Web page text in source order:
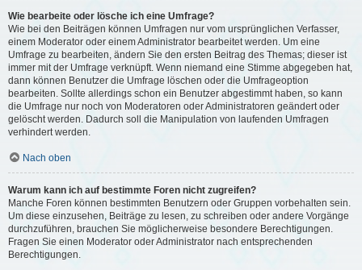
Wie bearbeite oder lösche ich eine Umfrage?
Wie bei den Beiträgen können Umfragen nur vom ursprünglichen Verfasser,
einem Moderator oder einem Administrator bearbeitet werden. Um eine
Umfrage zu bearbeiten, ändern Sie den ersten Beitrag des Themas; dieser ist
immer mit der Umfrage verknüpft. Wenn niemand eine Stimme abgegeben hat,
dann können Benutzer die Umfrage löschen oder die Umfrageoption
bearbeiten. Sollte allerdings schon ein Benutzer abgestimmt haben, so kann
die Umfrage nur noch von Moderatoren oder Administratoren geändert oder
gelöscht werden. Dadurch soll die Manipulation von laufenden Umfragen
verhindert werden.
Nach oben
Warum kann ich auf bestimmte Foren nicht zugreifen?
Manche Foren können bestimmten Benutzern oder Gruppen vorbehalten sein.
Um diese einzusehen, Beiträge zu lesen, zu schreiben oder andere Vorgänge
durchzuführen, brauchen Sie möglicherweise besondere Berechtigungen.
Fragen Sie einen Moderator oder Administrator nach entsprechenden
Berechtigungen.